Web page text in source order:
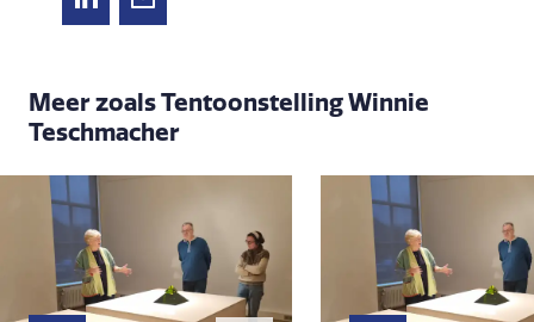
Meer zoals Tentoonstelling Winnie
Teschmacher